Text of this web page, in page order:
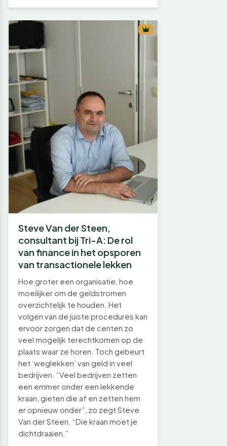
Steve Van der Steen,
consultant bij Tri-A: De rol
van finance in het opsporen
van transactionele lekken
Hoe groter een organisatie, hoe
moeilijker om de geldstromen
overzichtelijk te houden. Het
volgen van de juiste procedures kan
ervoor zorgen dat de centen zo
veel mogelijk terechtkomen op de
plaats waar ze horen. Toch gebeurt
het ‘weglekken’ van geld in veel
bedrijven. “Veel bedrijven zetten
een emmer onder een lekkende
kraan, gieten die af en zetten hem
er opnieuw onder”, zo zegt Steve
Van der Steen. “Die kraan moet je
dichtdraaien.”